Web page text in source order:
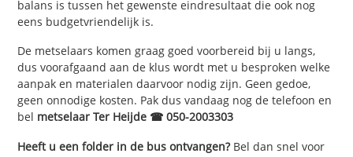
balans is tussen het gewenste eindresultaat die ook nog
eens budgetvriendelijk is.
De metselaars komen graag goed voorbereid bij u langs,
dus voorafgaand aan de klus wordt met u besproken welke
aanpak en materialen daarvoor nodig zijn. Geen gedoe,
geen onnodige kosten. Pak dus vandaag nog de telefoon en
bel metselaar Ter Heijde ☎ 050-2003303
Heeft u een folder in de bus ontvangen?Bel dan snel voor